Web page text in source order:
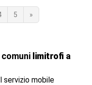
5 »
limitrofi a
servizio mobile